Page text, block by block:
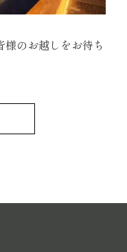
のお越しをお待ち